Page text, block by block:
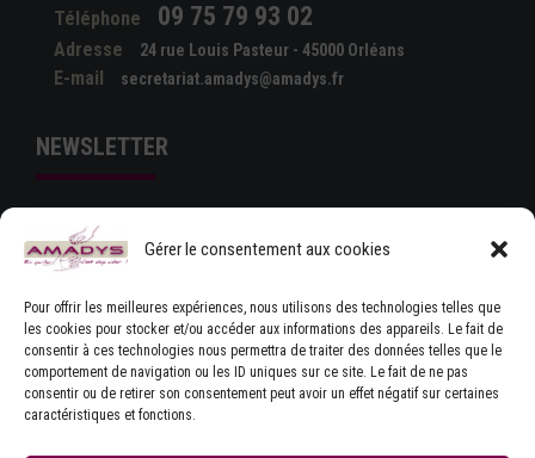
Gérer le consentement aux cookies
Pour offrir les meilleures expériences, nous utilisons des technologies telles que
les cookies pour stocker et/ou accéder aux informations des appareils. Le fait de
consentir à ces technologies nous permettra de traiter des données telles que le
comportement de navigation ou les ID uniques sur ce site. Le fait de ne pas
consentir ou de retirer son consentement peut avoir un effet négatif sur certaines
caractéristiques et fonctions.
Téléphone 09 75 79 93 02
Adresse 24 rue Louis Pasteur - 45000 Orléans
E-mail secretariat.amadys@amadys.fr
NEWSLETTER
J'ACCEPTE LES CONDITIONS GÉNÉRALES
D'UTILISATION